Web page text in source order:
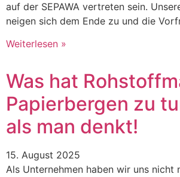
auf der SEPAWA vertreten sein.
neigen sich dem Ende zu und die
Weiterlesen »
Was hat
Papierbergen zu
als man denkt!
15. August 2025
Als Unternehmen haben wir uns nicht